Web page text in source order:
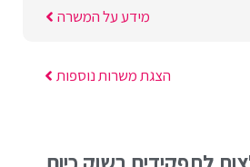
מידע על המשרה
הצגת משרות נוספות